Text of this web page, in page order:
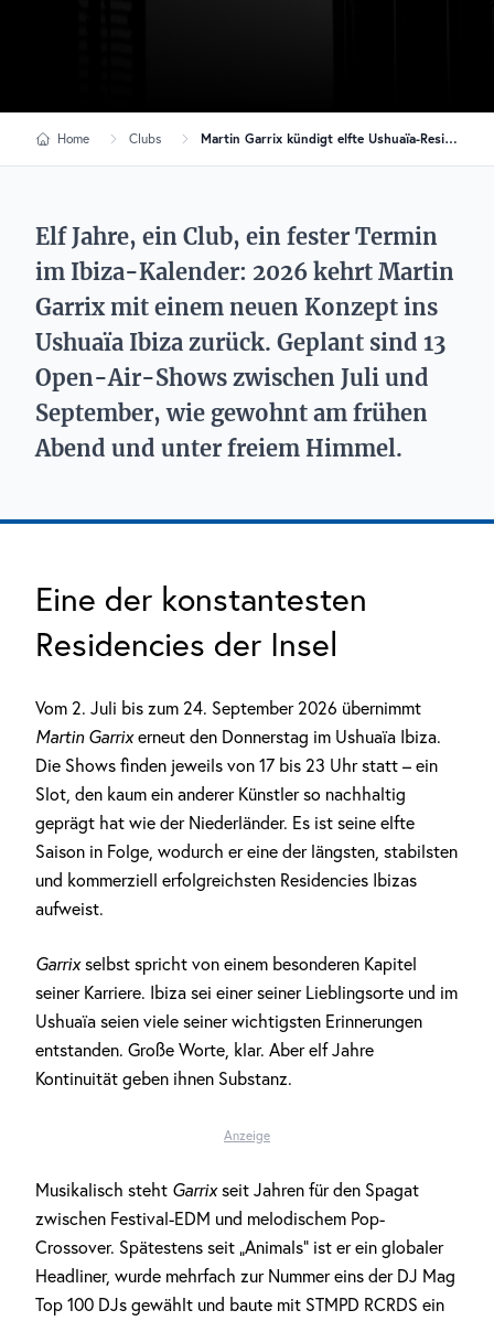
Home Clubs Martin Garrix kündigt elfte Ushuaïa-Residency auf Ibiza an
Elf Jahre, ein Club, ein fester Termin
im Ibiza-Kalender: 2026 kehrt Martin
Garrix mit einem neuen Konzept ins
Ushuaïa Ibiza zurück. Geplant sind 13
Open-Air-Shows zwischen Juli und
September, wie gewohnt am frühen
Abend und unter freiem Himmel.
Eine der konstantesten
Residencies der Insel
Vom 2. Juli bis zum 24. September 2026 übernimmt
Martin Garrixerneut den Donnerstag im Ushuaïa Ibiza.
Die Shows finden jeweils von 17 bis 23 Uhr statt – ein
Slot, den kaum ein anderer Künstler so nachhaltig
geprägt hat wie der Niederländer. Es ist seine elfte
Saison in Folge, wodurch er eine der längsten, stabilsten
und kommerziell erfolgreichsten Residencies Ibizas
aufweist.
Garrixselbst spricht von einem besonderen Kapitel
seiner Karriere. Ibiza sei einer seiner Lieblingsorte und im
Ushuaïa seien viele seiner wichtigsten Erinnerungen
entstanden. Große Worte, klar. Aber elf Jahre
Kontinuität geben ihnen Substanz.
Anzeige
Musikalisch steht Garrixseit Jahren für den Spagat
zwischen Festival-EDM und melodischem Pop-
Crossover. Spätestens seit „Animals” ist er ein globaler
Headliner, wurde mehrfach zur Nummer eins der DJ Mag
Top 100 DJs gewählt und baute mit STMPD RCRDS ein